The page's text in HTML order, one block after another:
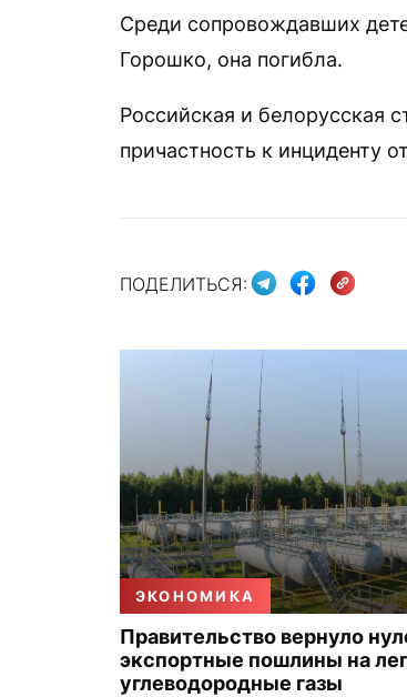
Среди сопровождавших
Горошко, она погибла.
Российская и белорусская
причастность к инциденту
ПОДЕЛИТЬСЯ:
ЭКОНОМИКА
Правительство вернуло
экспортные пошлины на
углеводородные газы